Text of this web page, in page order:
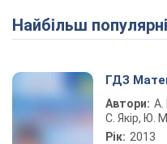
Найбільш
ГДЗ
Автори: А.
С. Якір, Ю.
Рік: 2013